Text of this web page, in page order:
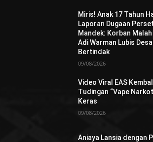
Miris! Anak 17 Tahun
Laporan Dugaan
Mandek: Korban
Adi Warman Lubis
Bertindak
09/08/2026
Video Viral EAS
Tudingan “Vape
Keras
09/08/2026
Aniaya Lansia dengan